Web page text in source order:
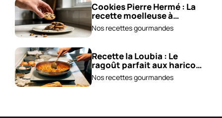
Cookies Pierre Hermé : La
recette moelleuse à
adopter !
Nos recettes gourmandes
Recette la Loubia : Le
ragoût parfait aux haricots
blancs !
Nos recettes gourmandes